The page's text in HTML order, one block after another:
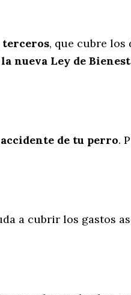
, que cubre los
nueva Ley de
accidente de tu perro.
a cubrir los gastos